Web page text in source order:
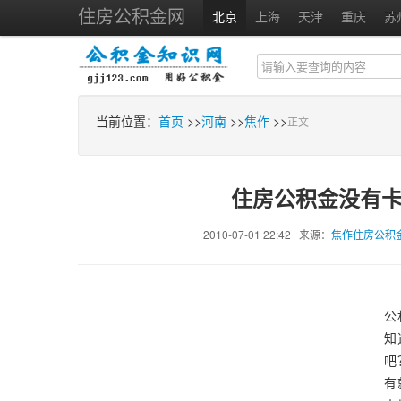
住房公积金网 北京 上海 天津 重庆 苏
当前位置： 首页 >>河南 >>焦作 >>正文
住房公积金没有
2010-07-01 22:42 来源：焦作住房公积
知
有